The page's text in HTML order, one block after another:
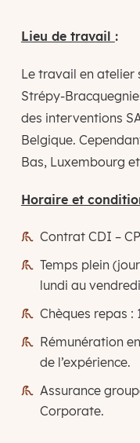
Lieu de travail :
Le travail en atelier
Strépy-
des interventions
Belgique.
Bas, Luxembourg
Horaire et
Contrat CDI –
Temps plein
lundi au
Chèques repas
Rémunération
de l’expérience.
Assurance
Corporate.